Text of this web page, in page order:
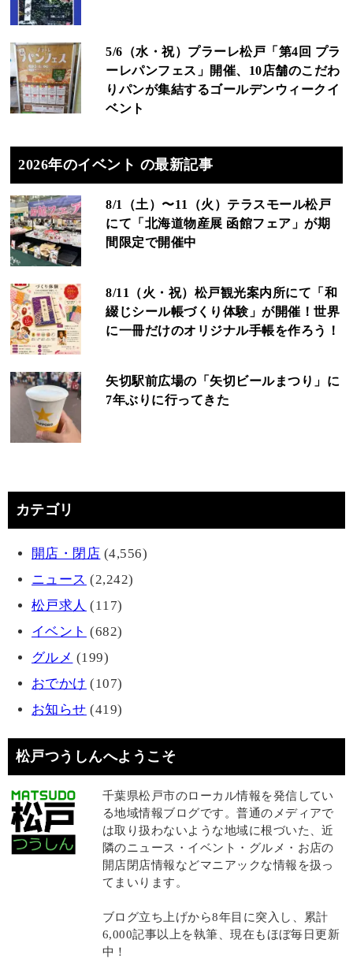
5/6（水・祝）プラーレ松戸「第4回 プラ
ーレパンフェス」開催、10店舗のこだわ
りパンが集結するゴールデンウィークイ
ベント
2026年のイベント の最新記事
8/1（土）〜11（火）テラスモール松戸
にて「北海道物産展 函館フェア」が期
間限定で開催中
8/11（火・祝）松戸観光案内所にて「和
綴じシール帳づくり体験」が開催！世界
に一冊だけのオリジナル手帳を作ろう！
矢切駅前広場の「矢切ビールまつり」に
7年ぶりに行ってきた
カテゴリ
開店・閉店 (4,556)
ニュース (2,242)
松戸求人 (117)
イベント (682)
グルメ (199)
おでかけ (107)
お知らせ (419)
松戸つうしんへようこそ
千葉県松戸市のローカル情報を発信してい
る地域情報ブログです。普通のメディアで
は取り扱わないような地域に根づいた、近
隣のニュース・イベント・グルメ・お店の
開店閉店情報などマニアックな情報を扱っ
てまいります。
ブログ立ち上げから8年目に突入し、累計
6,000記事以上を執筆、現在もほぼ毎日更新
中！